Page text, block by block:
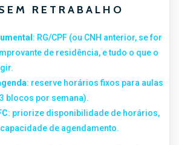
RETRABALHO
: RG/CPF (ou CNH anterior, se for
de residência, e tudo o que o
: reserve horários fixos para aulas
blocos por semana).
: priorize disponibilidade de horários,
de agendamento.